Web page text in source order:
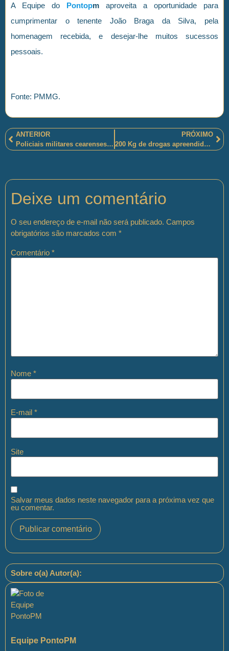
A Equipe do Pontopm aproveita a oportunidade para
cumprimentar o tenente João Braga da Silva, pela
homenagem recebida, e desejar-lhe muitos sucessos
pessoais.
Fonte: PMMG.
ANTERIOR
Policiais militares cearenses que atuam na polícia rodoviária estadual apoiaram as crianças da Associação Peter Pan
PRÓXIMO
200 Kg de drogas apreendidos e um homem preso em Teixeira de Freitas-BA pelos policiais militares baianos
Deixe um comentário
O seu endereço de e-mail não será publicado. Campos
obrigatórios são marcados com *
Comentário *
Nome *
E-mail *
Site
Salvar meus dados neste navegador para a próxima vez que
eu comentar.
Sobre o(a) Autor(a):
Equipe PontoPM